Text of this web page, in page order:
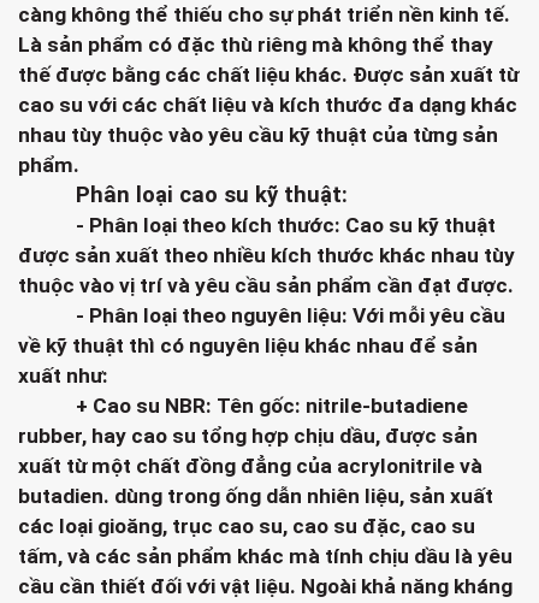
càng không thể thiếu cho sự phát triển nền kinh tế.
Là sản phẩm có đặc thù riêng mà không thể thay
thế được bằng các chất liệu khác. Được sản xuất từ
cao su với các chất liệu và kích thước đa dạng khác
nhau tùy thuộc vào yêu cầu kỹ thuật của từng sản
phẩm.
Phân loại cao su kỹ thuật:
- Phân loại theo kích thước: Cao su kỹ thuật
được sản xuất theo nhiều kích thước khác nhau tùy
thuộc vào vị trí và yêu cầu sản phẩm cần đạt được.
- Phân loại theo nguyên liệu: Với mỗi yêu cầu
về kỹ thuật thì có nguyên liệu khác nhau để sản
xuất như:
+ Cao su NBR: Tên gốc: nitrile-butadiene
rubber, hay cao su tổng hợp chịu dầu, được sản
xuất từ một chất đồng đẳng của acrylonitrile và
butadien. dùng trong ống dẫn nhiên liệu, sản xuất
các loại gioăng, trục cao su, cao su đặc, cao su
tấm, và các sản phẩm khác mà tính chịu dầu là yêu
cầu cần thiết đối với vật liệu. Ngoài khả năng kháng